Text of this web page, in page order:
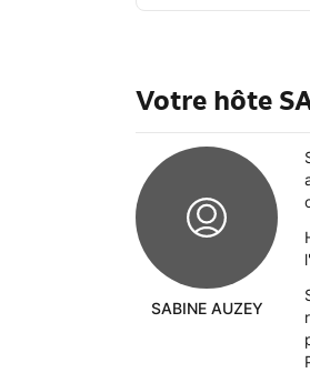
Votre hôte
SABINE AUZEY